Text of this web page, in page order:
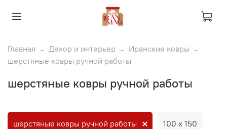
Главная Декор и интерьер
Иранские ковры
шерстяные ковры ручной работы
шерстяные ковры ручной работы
шерстяные ковры ручной работы 100 х 150